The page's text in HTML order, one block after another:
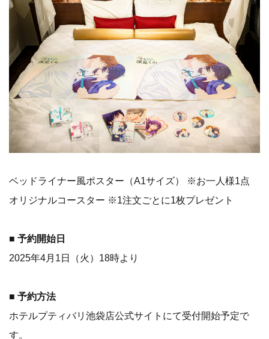
ベッドライナー風ポスター（A1サイズ） ※お一人様1点
オリジナルコースター ※1注文ごとに1枚プレゼント
■ 予約開始日
2025年4月1日（火）18時より
■ 予約方法
ホテルプティバリ池袋店公式サイトにて受付開始予定で
す。